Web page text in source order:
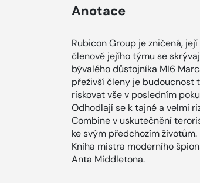
Anotace
Rubicon Group je zničená,
členové jejího týmu se
bývalého důstojníka MI6
přeživší členy je budoucnost
riskovat vše v posledním
Odhodlají se k tajné a velmi
Combine v uskutečnění
ke svým předchozím
Kniha mistra moderního
Anta Middletona.